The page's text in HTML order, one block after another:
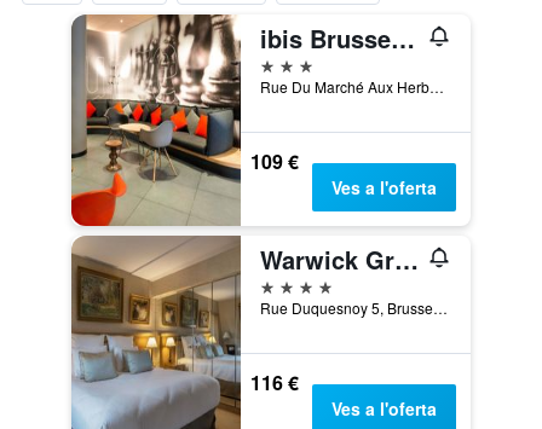
ibis Brussels off Grand Place
3 estrelles
Rue Du Marché Aux Herbes 100, Brussel·les, Bèlgica
109 €
Ves a l'oferta
Warwick Grand-Place Brussels
4 estrelles
Rue Duquesnoy 5, Brussel·les, Bèlgica
116 €
Ves a l'oferta